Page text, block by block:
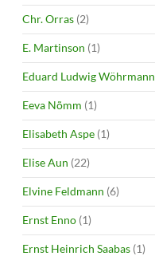
Chr. Orras (2)
E. Martinson (1)
Eduard Ludwig Wöhrmann
Eeva Nõmm (1)
Elisabeth Aspe (1)
Elise Aun (22)
Elvine Feldmann (6)
Ernst Enno (1)
Ernst Heinrich Saabas (1)